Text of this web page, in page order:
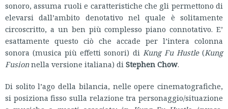
sonoro, assuma ruoli e caratteristiche che gli permettono di
elevarsi dall’ambito denotativo nel quale è solitamente
circoscritto, a un ben più complesso piano connotativo. E’
esattamente questo ciò che accade per l’intera colonna
sonora (musica più effetti sonori) di Kung Fu Hustle(Kung
Fusionnella versione italiana) di Stephen Chow.
Di solito l’ago della bilancia, nelle opere cinematografiche,
si posiziona fisso sulla relazione tra personaggio/situazione